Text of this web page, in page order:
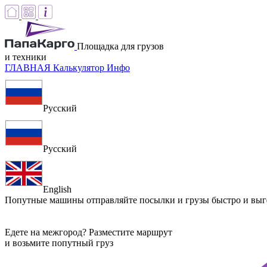
Площадка для грузов
и техники
ГЛАВНАЯ Калькулятор Инфо
Русский
Русский
English
Попутные машины отправляйте посылки и грузы быстро и
Едете на межгород? Разместите маршрут
и возьмите попутный груз